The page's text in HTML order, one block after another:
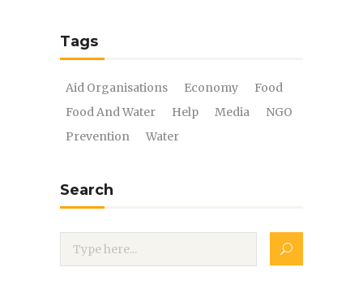
Tags
Aid Organisations Economy
Food
Food And Water
Help Media
NGO
Prevention
Water
Search